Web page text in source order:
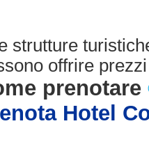
strutture
offrire
prenotare
Hotel